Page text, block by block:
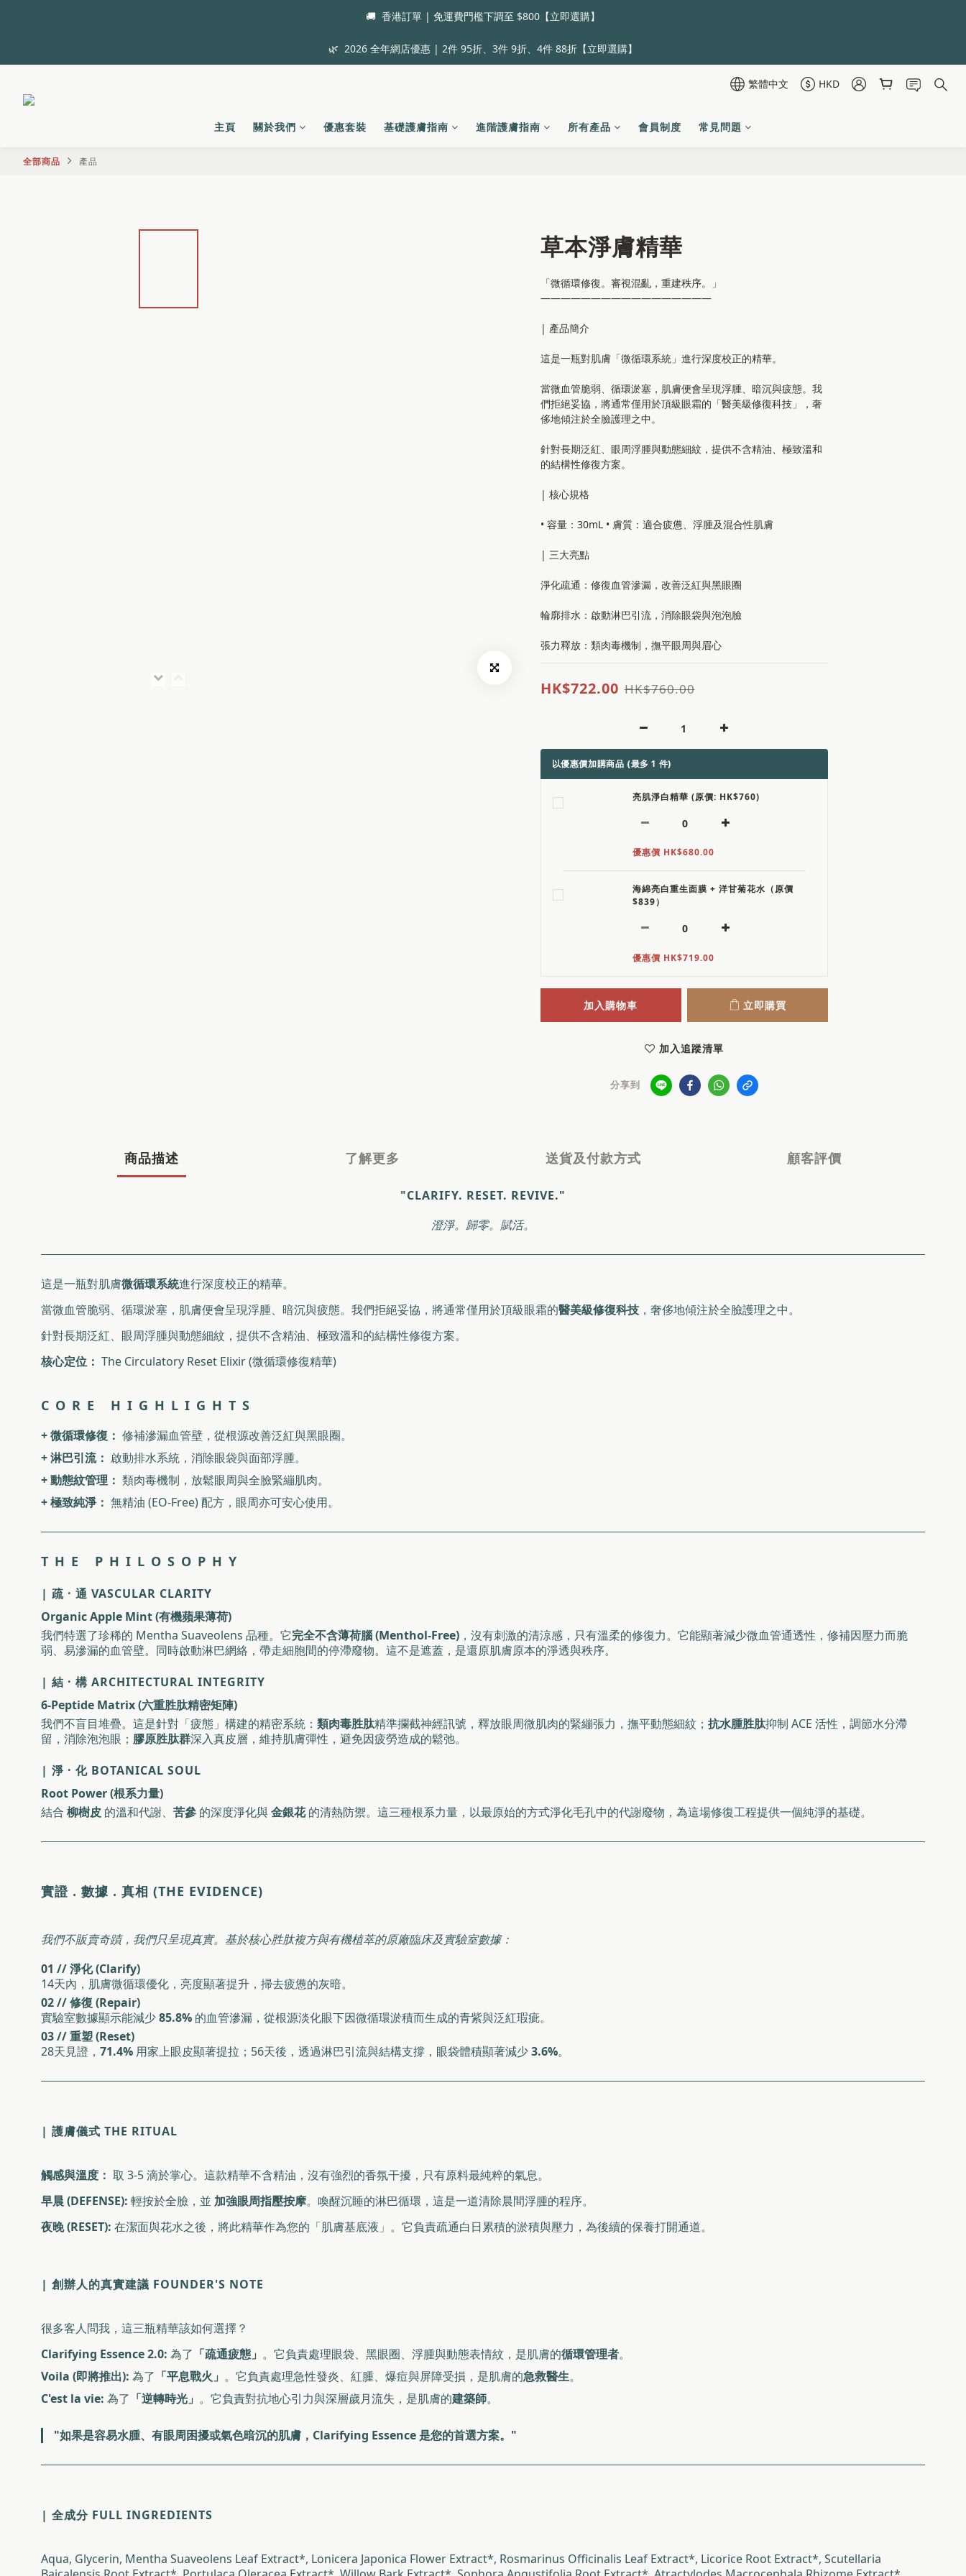
🚚  香港訂單 | 免運費門檻下調至 $800【立即選購】
🌿  2026 全年網店優惠 | 2件 95折、3件 9折、4件 88折【立即選購】
繁體中文 HKD
主頁 關於我們 優惠套裝 基礎護膚指南 進階護膚指南 所有產品 會員制度 常見問題
全部商品 產品
草本淨膚精華
「微循環修復。審視混亂，重建秩序。」
—————————————————
| 產品簡介
這是一瓶對肌膚「微循環系統」進行深度校正的精華。
當微血管脆弱、循環淤塞，肌膚便會呈現浮腫、暗沉與疲態。我
們拒絕妥協，將通常僅用於頂級眼霜的「醫美級修復科技」，奢
侈地傾注於全臉護理之中。
針對長期泛紅、眼周浮腫與動態細紋，提供不含精油、極致溫和
的結構性修復方案。
| 核心規格
• 容量：30mL • 膚質：適合疲憊、浮腫及混合性肌膚
| 三大亮點
淨化疏通：修復血管滲漏，改善泛紅與黑眼圈
輪廓排水：啟動淋巴引流，消除眼袋與泡泡臉
張力釋放：類肉毒機制，撫平眼周與眉心
HK$722.00 HK$760.00
以優惠價加購商品 (最多 1 件)
亮肌淨白精華 (原價: HK$760)
優惠價 HK$680.00
海綿亮白重生面膜 + 洋甘菊花水（原價
$839）
優惠價 HK$719.00
加入購物車 立即購買
加入追蹤清單
分享到
商品描述 了解更多 送貨及付款方式 顧客評價
"CLARIFY. RESET. REVIVE."
澄淨。歸零。賦活。
這是一瓶對肌膚微循環系統進行深度校正的精華。
當微血管脆弱、循環淤塞，肌膚便會呈現浮腫、暗沉與疲態。我們拒絕妥協，將通常僅用於頂級眼霜的醫美級修復科技 ，奢侈地傾注於全臉護理之中。
針對長期泛紅、眼周浮腫與動態細紋，提供不含精油、極致溫和的結構性修復方案。
核心定位： The Circulatory Reset Elixir (微循環修復精華)
C O R E H I G H L I G H T S
+ 微循環修復： 修補滲漏血管壁，從根源改善泛紅與黑眼圈。
+ 淋巴引流： 啟動排水系統，消除眼袋與面部浮腫。
+ 動態紋管理： 類肉毒機制，放鬆眼周與全臉緊繃肌肉。
+ 極致純淨： 無精油 (EO-Free) 配方，眼周亦可安心使用。
T H E P H I L O S O P H Y
| 疏 · 通 VASCULAR CLARITY
Organic Apple Mint (有機蘋果薄荷)
我們特選了珍稀的 Mentha Suaveolens 品種。它完全不含薄荷腦 (Menthol-Free) ，沒有刺激的清涼感，只有溫柔的修復力。它能顯著減少微血管通透性，修補因壓力而脆
弱、易滲漏的血管壁。同時啟動淋巴網絡，帶走細胞間的停滯廢物。這不是遮蓋，是還原肌膚原本的淨透與秩序。
| 結 · 構 ARCHITECTURAL INTEGRITY
6-Peptide Matrix (六重胜肽精密矩陣)
我們不盲目堆疊。這是針對「疲態」構建的精密系統： 類肉毒胜肽精準攔截神經訊號，釋放眼周微肌肉的緊繃張力，撫平動態細紋； 抗水腫胜肽抑制 ACE 活性，調節水分滯
留，消除泡泡眼； 膠原胜肽群深入真皮層，維持肌膚彈性，避免因疲勞造成的鬆弛。
| 淨 · 化 BOTANICAL SOUL
Root Power (根系力量)
結合 柳樹皮 的溫和代謝、 苦參 的深度淨化與金銀花的清熱防禦。這三種根系力量，以最原始的方式淨化毛孔中的代謝廢物，為這場修復工程提供一個純淨的基礎。
實證 . 數據 . 真相 (THE EVIDENCE)
我們不販賣奇蹟，我們只呈現真實。基於核心胜肽複方與有機植萃的原廠臨床及實驗室數據：
01 // 淨化 (Clarify)
14天內，肌膚微循環優化，亮度顯著提升，掃去疲憊的灰暗。
02 // 修復 (Repair)
實驗室數據顯示能減少85.8% 的血管滲漏，從根源淡化眼下因微循環淤積而生成的青紫與泛紅瑕疵。
03 // 重塑 (Reset)
28天見證， 71.4% 用家上眼皮顯著提拉；56天後，透過淋巴引流與結構支撐，眼袋體積顯著減少3.6%。
| 護膚儀式 THE RITUAL
觸感與溫度： 取 3-5 滴於掌心。這款精華不含精油，沒有強烈的香氛干擾，只有原料最純粹的氣息。
早晨 (DEFENSE): 輕按於全臉，並 加強眼周指壓按摩。喚醒沉睡的淋巴循環，這是一道清除晨間浮腫的程序。
夜晚 (RESET): 在潔面與花水之後，將此精華作為您的「肌膚基底液」。它負責疏通白日累積的淤積與壓力，為後續的保養打開通道。
| 創辦人的真實建議 FOUNDER'S NOTE
很多客人問我，這三瓶精華該如何選擇？
Clarifying Essence 2.0: 為了 「疏通疲態」 。它負責處理眼袋、黑眼圈、浮腫與動態表情紋，是肌膚的循環管理者。
Voila (即將推出): 為了 「平息戰火」 。它負責處理急性發炎、紅腫、爆痘與屏障受損，是肌膚的急救醫生。
C'est la vie: 為了 「逆轉時光」 。它負責對抗地心引力與深層歲月流失，是肌膚的建築師。
"如果是容易水腫、有眼周困擾或氣色暗沉的肌膚，Clarifying Essence 是您的首選方案。"
| 全成分 FULL INGREDIENTS
Aqua, Glycerin, Mentha Suaveolens Leaf Extract*, Lonicera Japonica Flower Extract*, Rosmarinus Officinalis Leaf Extract*, Licorice Root Extract*, Scutellaria